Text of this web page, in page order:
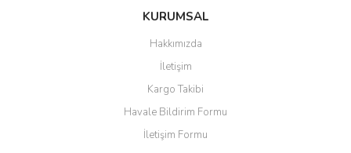
KURUMSAL
Hakkımızda
İletişim
Kargo Takibi
Havale Bildirim Formu
İletişim Formu